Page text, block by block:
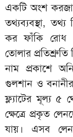
একটি অংশ
তথ্যব্যবস্থা, তথ্য
কর ফাঁকি রোধ
তোলার প্রতিশ্রুতি
নাম প্রকাশে
গুলশান ও
ফ্ল্যাটের মূল্য ৫
ক্ষেত্রে প্রকৃত
যায়। এসব